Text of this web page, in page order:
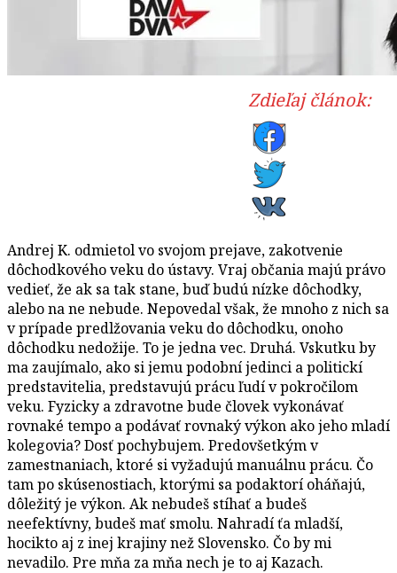
Zdieľaj článok:
Andrej K. odmietol vo svojom prejave, zakotvenie
dôchodkového veku do ústavy. Vraj občania majú právo
vedieť, že ak sa tak stane, buď budú nízke dôchodky,
alebo na ne nebude. Nepovedal však, že mnoho z nich sa
v prípade predlžovania veku do dôchodku, onoho
dôchodku nedožije. To je jedna vec. Druhá. Vskutku by
ma zaujímalo, ako si jemu podobní jedinci a politickí
predstavitelia, predstavujú prácu ľudí v pokročilom
veku. Fyzicky a zdravotne bude človek vykonávať
rovnaké tempo a podávať rovnaký výkon ako jeho mladí
kolegovia? Dosť pochybujem. Predovšetkým v
zamestnaniach, ktoré si vyžadujú manuálnu prácu. Čo
tam po skúsenostiach, ktorými sa podaktorí oháňajú,
dôležitý je výkon. Ak nebudeš stíhať a budeš
neefektívny, budeš mať smolu. Nahradí ťa mladší,
hocikto aj z inej krajiny než Slovensko. Čo by mi
nevadilo. Pre mňa za mňa nech je to aj Kazach.